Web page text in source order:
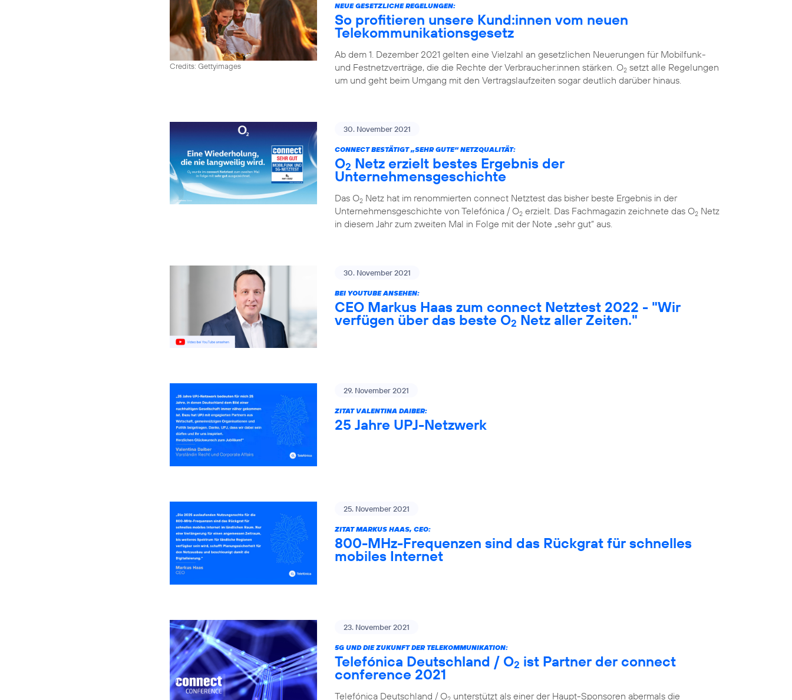
Credits: Gettyimages
NEUE GESETZLICHE REGELUNGEN:
So profitieren unsere Kund:innen vom neuen
Telekommunikationsgesetz
Ab dem 1. Dezember 2021 gelten eine Vielzahl an gesetzlichen Neuerungen für Mobilfunk-
und Festnetzverträge, die die Rechte der Verbraucher:innen stärken. O2 setzt alle Regelungen
um und geht beim Umgang mit den Vertragslaufzeiten sogar deutlich darüber hinaus.
30. November 2021
CONNECT BESTÄTIGT „SEHR GUTE“ NETZQUALITÄT:
O2 Netz erzielt bestes Ergebnis der
Unternehmensgeschichte
Das O2 Netz hat im renommierten connect Netztest das bisher beste Ergebnis in der
Unternehmensgeschichte von Telefónica / O2 erzielt. Das Fachmagazin zeichnete das O2 Netz
in diesem Jahr zum zweiten Mal in Folge mit der Note „sehr gut“ aus.
30. November 2021
BEI YOUTUBE ANSEHEN:
CEO Markus Haas zum connect Netztest 2022 - "Wir
verfügen über das beste O2 Netz aller Zeiten."
29. November 2021
ZITAT VALENTINA DAIBER:
25 Jahre UPJ-Netzwerk
25. November 2021
ZITAT MARKUS HAAS, CEO:
800-MHz-Frequenzen sind das Rückgrat für schnelles
mobiles Internet
23. November 2021
5G UND DIE ZUKUNFT DER TELEKOMMUNIKATION:
Telefónica Deutschland / O2 ist Partner der connect
conference 2021
Telefónica Deutschland / O unterstützt als einer der Haupt-Sponsoren abermals die